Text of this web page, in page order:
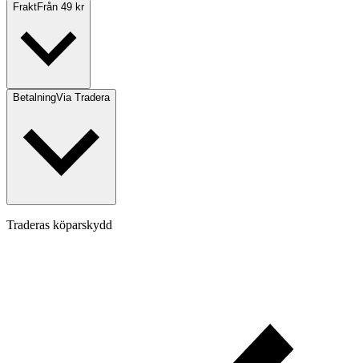
FraktFrån 49 kr
BetalningVia Tradera
Traderas köparskydd